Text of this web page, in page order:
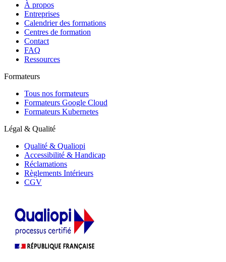
À propos
Entreprises
Calendrier des formations
Centres de formation
Contact
FAQ
Ressources
Formateurs
Tous nos formateurs
Formateurs Google Cloud
Formateurs Kubernetes
Légal & Qualité
Qualité & Qualiopi
Accessibilité & Handicap
Réclamations
Règlements Intérieurs
CGV